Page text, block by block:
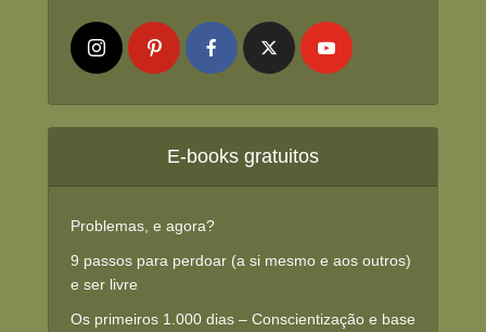
E-books gratuitos
Problemas, e agora?
9 passos para perdoar (a si mesmo e aos outros)
e ser livre
Os primeiros 1.000 dias – Conscientização e base